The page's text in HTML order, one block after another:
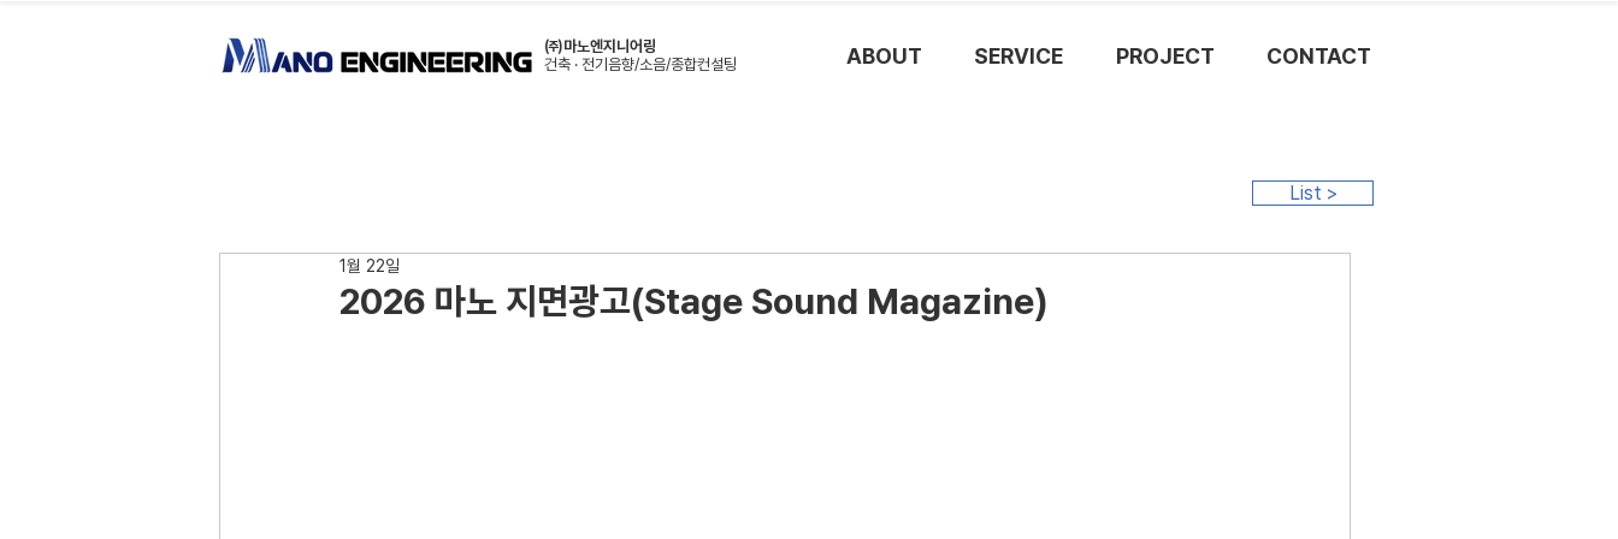
㈜마노엔지니어링
건축 · 전기음향/소음/종합컨설팅 ABOUT SERVICE PROJECT CONTACT
List >
2026 마노 지면광고(Stage Sound Magazine)
1월 22일